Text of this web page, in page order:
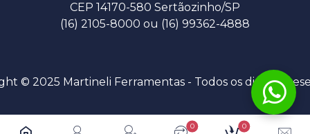
CEP 14170-580 Sertãozinho/SP
(16) 2105-8000 ou (16) 99362-4888
© 2025 Martineli Ferramentas - Todos os direitos
0 0